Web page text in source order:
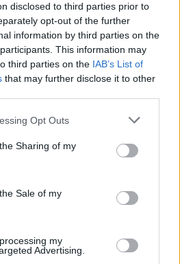
disclosed to third parties prior to
opt-out of the further
information by third parties on the
This information may
third parties on the IAB’s List of
that may further disclose it to other
app uses one or more Google
usage behaviour. You may click to
and its third-party tags to
purposes in below Google
Opt Outs
Sharing of my
Sale of my
my
Advertising.
LABDARÚGÁS # FUTBALL
#LENGYELORSZÁG
#GAKPO